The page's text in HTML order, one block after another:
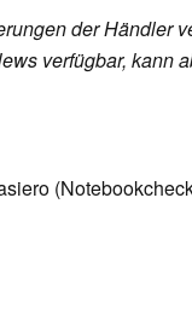
der Händler
verfügbar, kann